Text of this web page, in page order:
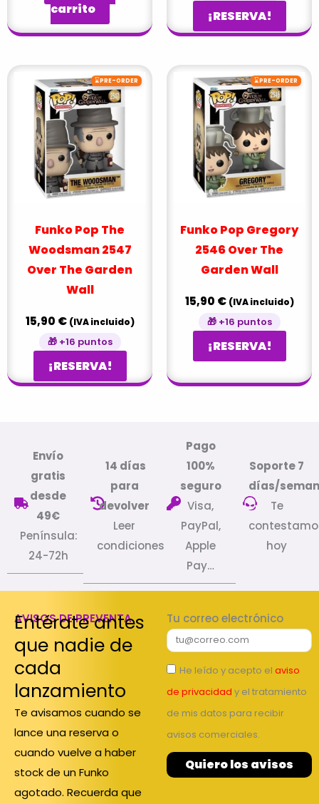
carrito
¡RESERVA!
⌛PRE-ORDER
Funko Pop The
Woodsman 2547
Over The Garden
Wall
15,90 € (IVA incluido)
🎁 +16 puntos
¡RESERVA!
⌛PRE-ORDER
Funko Pop Gregory
2546 Over The
Garden Wall
15,90 € (IVA incluido)
🎁 +16 puntos
¡RESERVA!
Envío
gratis
desde
49€
Península:
24-72h
14 días
para
devolver
Leer
condiciones
Pago
100%
seguro
Visa,
PayPal,
Apple
Pay…
Soporte 7
días/
Te
hoy
AVISOS DE PREVENTA
Entérate antes
que nadie de
cada
lanzamiento
Te avisamos cuando se
lance una reserva o
cuando vuelve a haber
stock de un Funko
agotado. Recuerda que
Tu correo electrónico
He leído y acepto el aviso
de privacidad y el tratamiento
de mis datos para recibir
avisos comerciales.
Quiero los avisos